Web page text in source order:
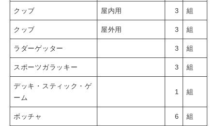
クッブ 屋内用 3 組
クッブ 屋外用 3 組
ラダーゲッター 3 組
スポーツガラッキー 3 組
デッキ・スティック・ゲ
ーム
1 組
ボッチャ 6 組